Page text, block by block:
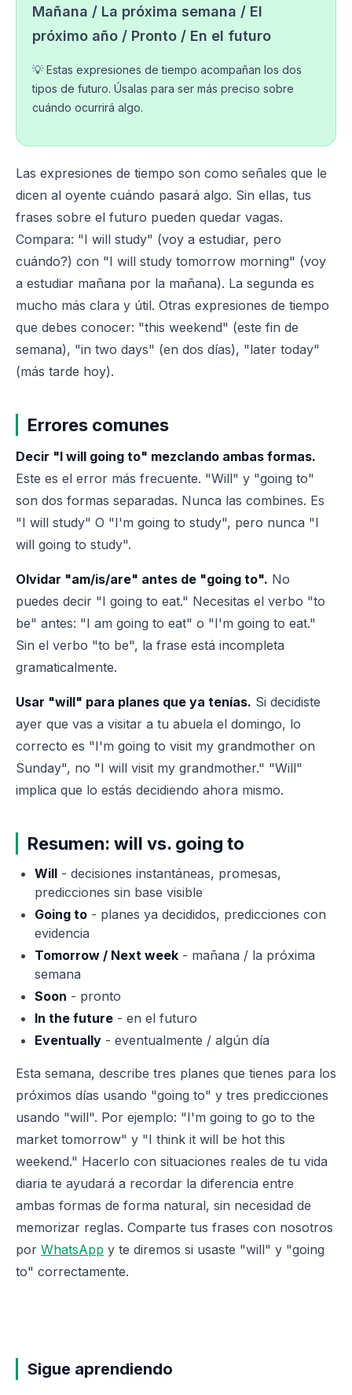
Mañana / La próxima semana / El
próximo año / Pronto / En el futuro
💡 Estas expresiones de tiempo acompañan los dos
tipos de futuro. Úsalas para ser más preciso sobre
cuándo ocurrirá algo.
Las expresiones de tiempo son como señales que le
dicen al oyente cuándo pasará algo. Sin ellas, tus
frases sobre el futuro pueden quedar vagas.
Compara: "I will study" (voy a estudiar, pero
cuándo?) con "I will study tomorrow morning" (voy
a estudiar mañana por la mañana). La segunda es
mucho más clara y útil. Otras expresiones de tiempo
que debes conocer: "this weekend" (este fin de
semana), "in two days" (en dos días), "later today"
(más tarde hoy).
Errores comunes
Decir "I will going to" mezclando ambas formas.
Este es el error más frecuente. "Will" y "going to"
son dos formas separadas. Nunca las combines. Es
"I will study" O "I'm going to study", pero nunca "I
will going to study".
Olvidar "am/is/are" antes de "going to". No
puedes decir "I going to eat." Necesitas el verbo "to
be" antes: "I am going to eat" o "I'm going to eat."
Sin el verbo "to be", la frase está incompleta
gramaticalmente.
Usar "will" para planes que ya tenías. Si decidiste
ayer que vas a visitar a tu abuela el domingo, lo
correcto es "I'm going to visit my grandmother on
Sunday", no "I will visit my grandmother." "Will"
implica que lo estás decidiendo ahora mismo.
Resumen: will vs. going to
Will - decisiones instantáneas, promesas,
predicciones sin base visible
Going to - planes ya decididos, predicciones con
evidencia
Tomorrow / Next week - mañana / la próxima
semana
Soon - pronto
In the future - en el futuro
Eventually - eventualmente / algún día
Esta semana, describe tres planes que tienes para los
próximos días usando "going to" y tres predicciones
usando "will". Por ejemplo: "I'm going to go to the
market tomorrow" y "I think it will be hot this
weekend." Hacerlo con situaciones reales de tu vida
diaria te ayudará a recordar la diferencia entre
ambas formas de forma natural, sin necesidad de
memorizar reglas. Comparte tus frases con nosotros
por WhatsApp y te diremos si usaste "will" y "going
to" correctamente.
Sigue aprendiendo